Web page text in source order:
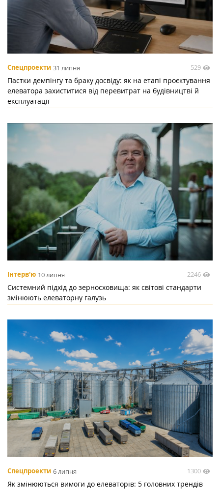
Спецпроекти 31 липня 529
Пастки демпінгу та браку досвіду: як на етапі проєктування
елеватора захиститися від перевитрат на будівництві й
експлуатації
Інтерв'ю 10 липня 2246
Системний підхід до зерносховища: як світові стандарти
змінюють елеваторну галузь
Спецпроекти 6 липня 1300
Як змінюються вимоги до елеваторів: 5 головних трендів